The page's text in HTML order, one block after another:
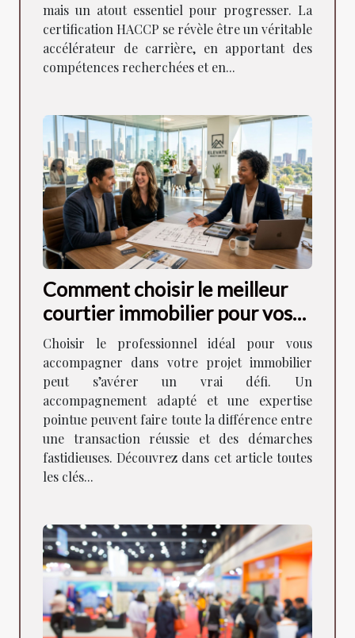
mais un atout essentiel pour progresser. La
certification HACCP se révèle être un véritable
accélérateur de carrière, en apportant des
compétences recherchées et en...
Comment choisir le meilleur
courtier immobilier pour vos
besoins ?
Choisir le professionnel idéal pour vous
accompagner dans votre projet immobilier
peut s’avérer un vrai défi. Un
accompagnement adapté et une expertise
pointue peuvent faire toute la différence entre
une transaction réussie et des démarches
fastidieuses. Découvrez dans cet article toutes
les clés...